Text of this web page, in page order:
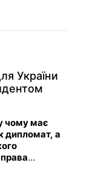
України
чому має
дипломат, а